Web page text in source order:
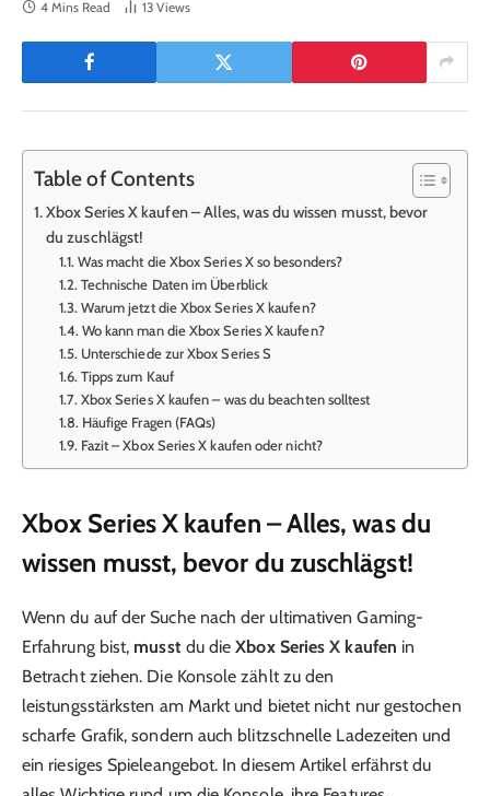
4 Mins Read
13 Views
Table of Contents
Xbox Series X kaufen – Alles, was du wissen musst, bevor
du zuschlägst!
Was macht die Xbox Series X so besonders?
Technische Daten im Überblick
Warum jetzt die Xbox Series X kaufen?
Wo kann man die Xbox Series X kaufen?
Unterschiede zur Xbox Series S
Tipps zum Kauf
Xbox Series X kaufen – was du beachten solltest
Häufige Fragen (FAQs)
Fazit – Xbox Series X kaufen oder nicht?
Xbox Series X kaufen – Alles, was du
wissen musst, bevor du zuschlägst!
Wenn du auf der Suche nach der ultimativen Gaming-
Erfahrung bist, musstdu dieXbox Series X kaufen in
Betracht ziehen. Die Konsole zählt zu den
leistungsstärksten am Markt und bietet nicht nur gestochen
scharfe Grafik, sondern auch blitzschnelle Ladezeiten und
ein riesiges Spieleangebot. In diesem Artikel erfährst du